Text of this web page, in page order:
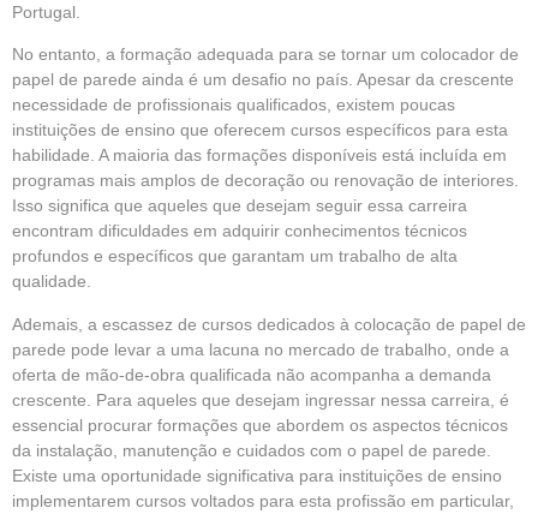
Portugal.
No entanto, a formação adequada para se tornar um colocador de
papel de parede ainda é um desafio no país. Apesar da crescente
necessidade de profissionais qualificados, existem poucas
instituições de ensino que oferecem cursos específicos para esta
habilidade. A maioria das formações disponíveis está incluída em
programas mais amplos de decoração ou renovação de interiores.
Isso significa que aqueles que desejam seguir essa carreira
encontram dificuldades em adquirir conhecimentos técnicos
profundos e específicos que garantam um trabalho de alta
qualidade.
Ademais, a escassez de cursos dedicados à colocação de papel de
parede pode levar a uma lacuna no mercado de trabalho, onde a
oferta de mão-de-obra qualificada não acompanha a demanda
crescente. Para aqueles que desejam ingressar nessa carreira, é
essencial procurar formações que abordem os aspectos técnicos
da instalação, manutenção e cuidados com o papel de parede.
Existe uma oportunidade significativa para instituições de ensino
implementarem cursos voltados para esta profissão em particular,